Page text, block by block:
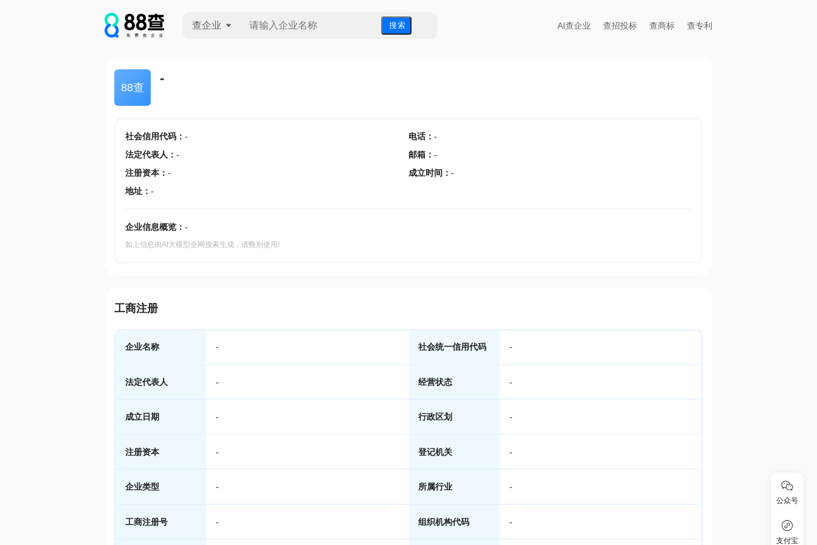
查企业 搜 索 AI查企业 查招投标 查商标 查专利
88查
-
社会信用代码： - 电话： -
法定代表人 ： - 邮箱 ： -
注册资本： - 成立时间 ： -
地址： -
企业信息概览： -
如上信息由AI大模型全网搜索生成，请甄别使用!
工商注册
企业名称 - 社会统一信用代码 -
法定代表人 - 经营状态 -
成立日期 - 行政区划 -
注册资本 - 登记机关 -
企业类型 - 所属行业 -
工商注册号 - 组织机构代码 -
公众号
支付宝